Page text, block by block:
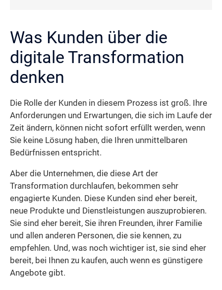
Was Kunden über die
digitale Transformation
denken
Die Rolle der Kunden in diesem Prozess ist groß. Ihre
Anforderungen und Erwartungen, die sich im Laufe der
Zeit ändern, können nicht sofort erfüllt werden, wenn
Sie keine Lösung haben, die Ihren unmittelbaren
Bedürfnissen entspricht.
Aber die Unternehmen, die diese Art der
Transformation durchlaufen, bekommen sehr
engagierte Kunden. Diese Kunden sind eher bereit,
neue Produkte und Dienstleistungen auszuprobieren.
Sie sind eher bereit, Sie ihren Freunden, ihrer Familie
und allen anderen Personen, die sie kennen, zu
empfehlen. Und, was noch wichtiger ist, sie sind eher
bereit, bei Ihnen zu kaufen, auch wenn es günstigere
Angebote gibt.